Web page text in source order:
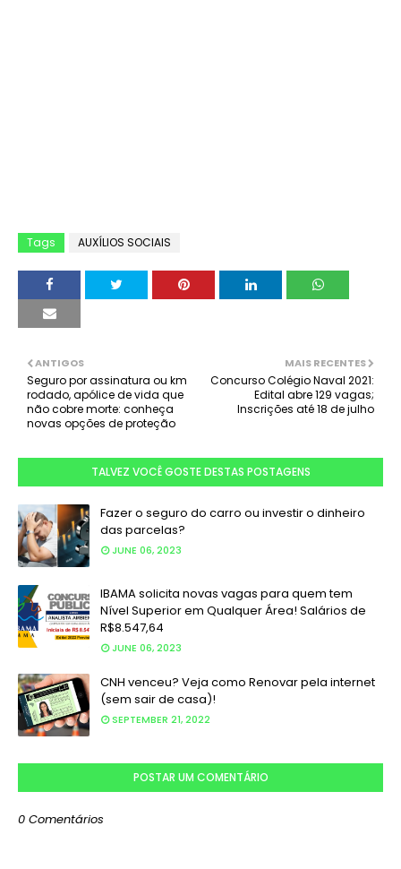
Tags AUXÍLIOS SOCIAIS
MAIS RECENTES
Concurso Colégio Naval 2021:
Edital abre 129 vagas;
Inscrições até 18 de julho
ANTIGOS
Seguro por assinatura ou km
rodado, apólice de vida que
não cobre morte: conheça
novas opções de proteção
TALVEZ VOCÊ GOSTE DESTAS POSTAGENS
Fazer o seguro do carro ou investir o dinheiro
das parcelas?
JUNE 06, 2023
IBAMA solicita novas vagas para quem tem
Nível Superior em Qualquer Área! Salários de
R$8.547,64
JUNE 06, 2023
CNH venceu? Veja como Renovar pela internet
(sem sair de casa)!
SEPTEMBER 21, 2022
POSTAR UM COMENTÁRIO
0 Comentários